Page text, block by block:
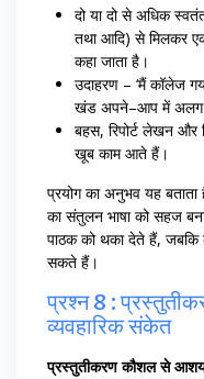
दो या दो से अधिक
तथा आदि) से मिलकर
कहा जाता है।
उदाहरण – ‘मैं कॉलेज
खंड अपने–आप में
बहस, रिपोर्ट लेखन
खूब काम आते हैं।
प्रयोग का अनुभव यह बताता
का संतुलन भाषा को सहज
पाठक को थका देते हैं,
सकते हैं।
प्रश्न 8 :
व्यवहारिक संकेत
प्रस्तुतीकरण कौशल से